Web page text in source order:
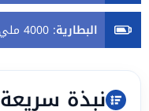
البطارية: 4000 ملي امبير
نبذة سريعة